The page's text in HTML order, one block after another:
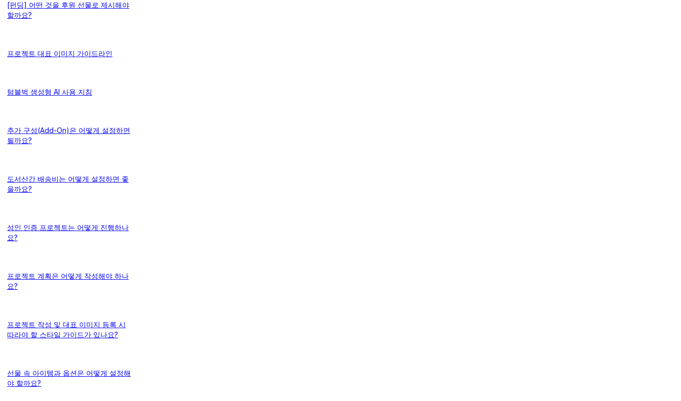
[펀딩] 어떤 것을 후원 선물로 제시해야
할까요?
프로젝트 대표 이미지 가이드라인
텀블벅 생성형 AI 사용 지침
추가 구성(Add-On)은 어떻게 설정하면
될까요?
도서산간 배송비는 어떻게 설정하면 좋
을까요?
성인 인증 프로젝트는 어떻게 진행하나
요?
프로젝트 계획은 어떻게 작성해야 하나
요?
프로젝트 작성 및 대표 이미지 등록 시
따라야 할 스타일 가이드가 있나요?
선물 속 아이템과 옵션은 어떻게 설정해
야 할까요?